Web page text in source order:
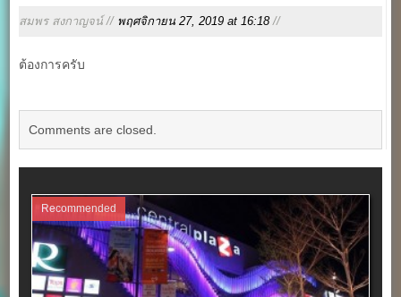
สมพร สงกาญจน์ // พฤศจิกายน 27, 2019 at 16:18 //
ต้องการครับ
Comments are closed.
Recommended